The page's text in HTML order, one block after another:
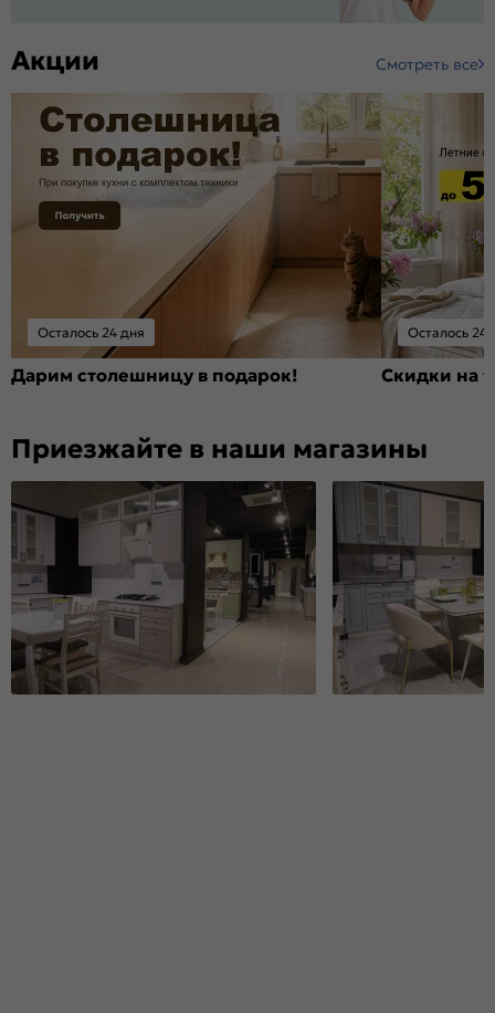
Акции Смотреть все
Осталось 24 дня
Дарим столешницу в подарок!
Осталось 24
Скидки на
Приезжайте в наши магазины